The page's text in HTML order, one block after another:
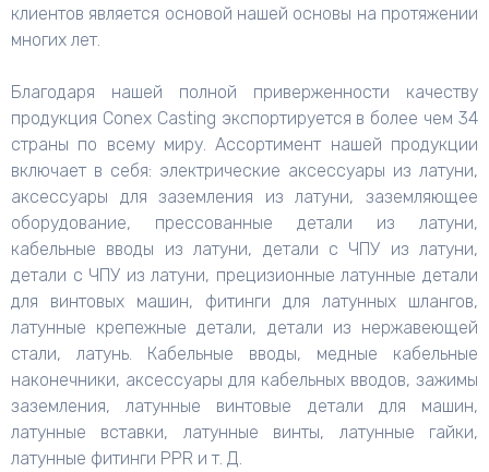
клиентов является основой нашей основы на протяжении
многих лет.
Благодаря нашей полной приверженности качеству
продукция Conex Casting экспортируется в более чем 34
страны по всему миру. Ассортимент нашей продукции
включает в себя: электрические аксессуары из латуни,
аксессуары для заземления из латуни, заземляющее
оборудование, прессованные детали из латуни,
кабельные вводы из латуни, детали с ЧПУ из латуни,
детали с ЧПУ из латуни, прецизионные латунные детали
для винтовых машин, фитинги для латунных шлангов,
латунные крепежные детали, детали из нержавеющей
стали, латунь. Кабельные вводы, медные кабельные
наконечники, аксессуары для кабельных вводов, зажимы
заземления, латунные винтовые детали для машин,
латунные вставки, латунные винты, латунные гайки,
латунные фитинги PPR и т. Д.